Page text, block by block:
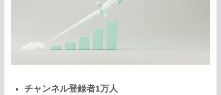
チャンネル登録者1万人